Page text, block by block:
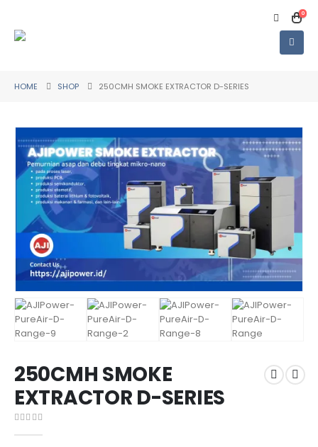
0
HOME SHOP 250CMH SMOKE EXTRACTOR D-SERIES
250CMH SMOKE
EXTRACTOR D-SERIES